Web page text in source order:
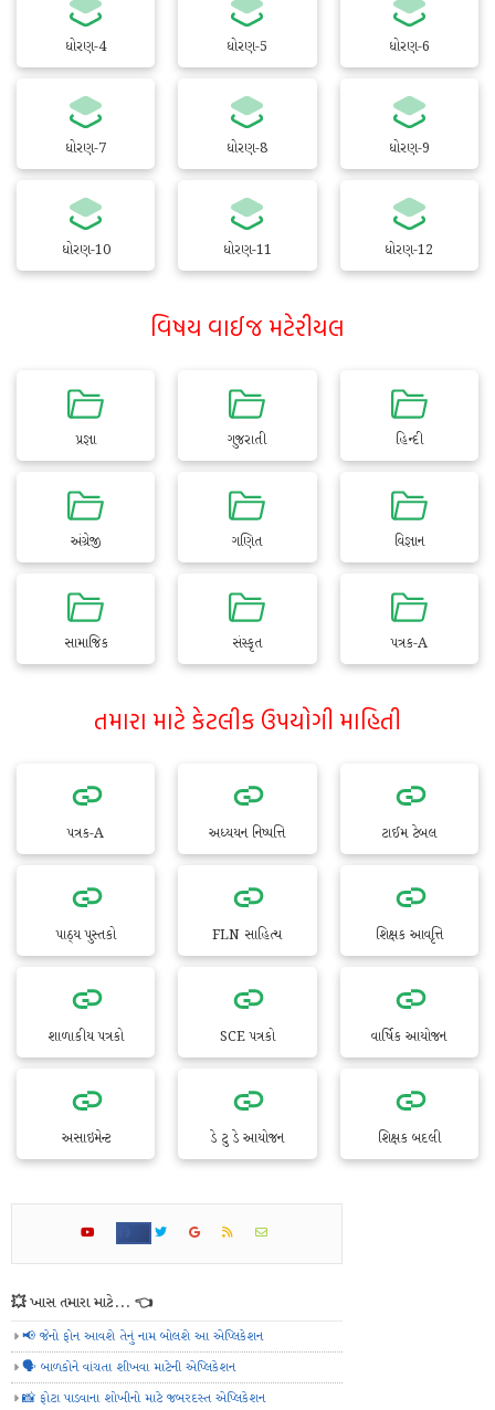
ધોરણ-4 ધોરણ-5 ધોરણ-6
ધોરણ-7 ધોરણ-8 ધોરણ-9
ધોરણ-10 ધોરણ-11 ધોરણ-12
વિષય વાઈજ મટેરીયલ
પ્રજ્ઞા ગુજરાતી હિન્દી
અંગ્રેજી ગણિત વિજ્ઞાન
સામાજિક સંસ્કૃત પત્રક-A
તમારા માટે કેટલીક ઉપયોગી માહિતી
પત્રક-A અધ્યયન નિષ્પત્તિ ટાઈમ ટેબલ
પાઠ્ય પુસ્તકો FLN સાહિત્ય શિક્ષક આવૃત્તિ
શાળાકીય પત્રકો SCE પત્રકો વાર્ષિક આયોજન
અસાઇમેન્ટ ડે ટુ ડે આયોજન શિક્ષક બદલી
💥 ખાસ તમારા માટે... 👈
📢 જેનો ફોન આવશે તેનું નામ બોલશે આ એપ્લિકેશન
🗣️ બાળકોને વાંચતા શીખવા માટેની એપ્લિકેશન
📸 ફોટા પાડવાના શોખીનો માટે જબરદસ્ત એપ્લિકેશન